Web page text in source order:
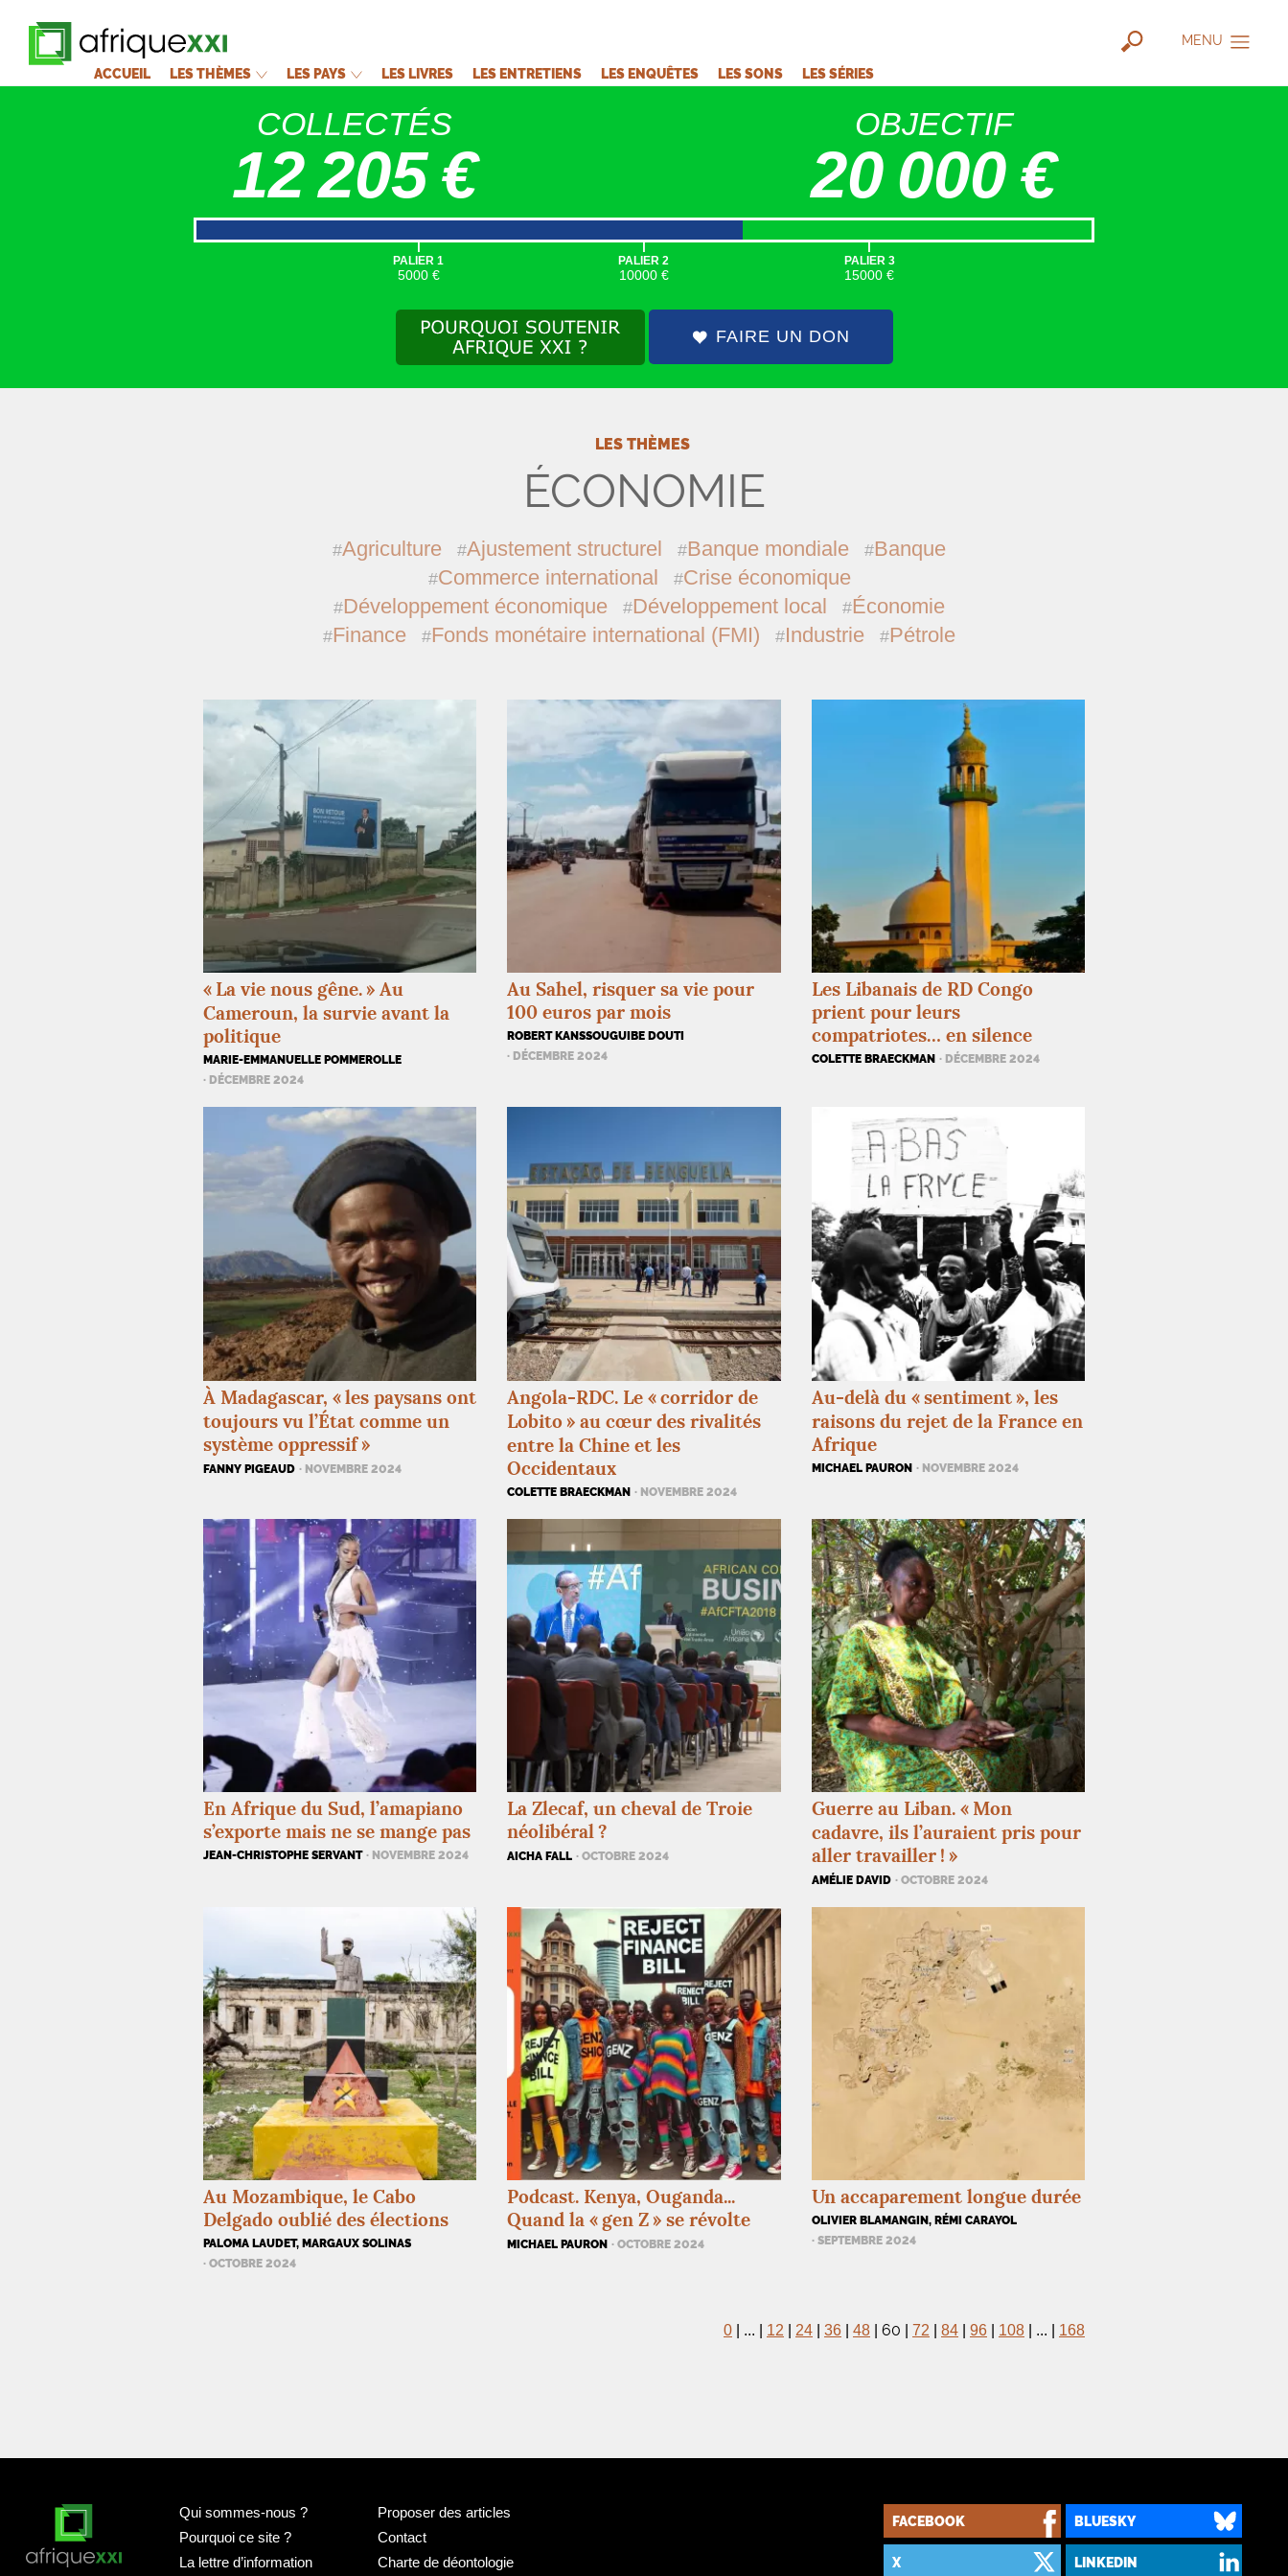
MENU
ACCUEIL LES THÈMES LES PAYS LES LIVRES LES ENTRETIENS LES ENQUÊTES LES SONS LES SÉRIES
COLLECTÉS
12 205 €
OBJECTIF
20 000 €
|
PALIER 1
5000 €
|
PALIER 2
10000 €
|
PALIER 3
15000 €
FAIRE UN DON
LES THÈMES
ÉCONOMIE
Agriculture Ajustement structurel Banque mondiale
Banque
Commerce international
Crise économique
Développement économique
Développement local
Économie
Finance
Fonds monétaire international (FMI) Industrie Pétrole
« La vie nous gêne. » Au
Cameroun, la survie avant la
politique
MARIE-EMMANUELLE POMMEROLLE
· DÉCEMBRE 2024
Au Sahel, risquer sa vie pour
100 euros par mois
ROBERT KANSSOUGUIBE DOUTI
· DÉCEMBRE 2024
Les Libanais de RDCongo
prient pour leurs
compatriotes… en silence
COLETTE BRAECKMAN · DÉCEMBRE 2024
À Madagascar, «les paysans ont
toujours vu l’État comme un
système oppressif »
FANNY PIGEAUD · NOVEMBRE 2024
Angola-RDC. Le «corridor de
Lobito » au cœur des rivalités
entre la Chine et les
Occidentaux
COLETTE BRAECKMAN · NOVEMBRE 2024
Au-delà du «sentiment », les
raisons du rejet de la France en
Afrique
MICHAEL PAURON · NOVEMBRE 2024
En Afrique du Sud, l’amapiano
s’exporte mais ne se mange pas
JEAN-CHRISTOPHE SERVANT · NOVEMBRE 2024
La Zlecaf, un cheval de Troie
néolibéral?
AICHA FALL · OCTOBRE 2024
Guerre au Liban. « Mon
cadavre, ils l’auraient pris pour
aller travailler ! »
AMÉLIE DAVID · OCTOBRE 2024
Au Mozambique, le Cabo
Delgado oublié des élections
PALOMA LAUDET, MARGAUX SOLINAS
· OCTOBRE 2024
Podcast. Kenya, Ouganda...
Quand la « gen Z » se révolte
MICHAEL PAURON · OCTOBRE 2024
Un accaparement longue durée
OLIVIER BLAMANGIN, RÉMI CARAYOL
· SEPTEMBRE 2024
0 ... 12 24 36 48 60 72 84 96 108 ... 168
FACEBOOK BLUESKY
X LINKEDIN
Qui sommes-nous ?
Pourquoi ce site ?
La lettre d’information
Proposer des articles
Contact
Charte de déontologie